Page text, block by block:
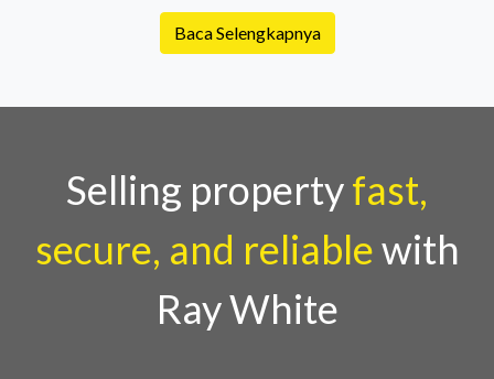
menjadi momen istimewa bagi para pelaku industri
properti dan keuangan. Lebih dari 400 marketing
Country Director Ray White Indon
Baca Selengkapnya
Selling propertyfast,
secure, and reliablewith
Ray White